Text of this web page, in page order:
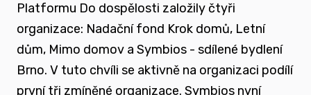
zapojovat se do advokační činnosti, která
souvisí i se změnou legislativy a systému
jako takového
Platformu Do dospělosti založily čtyři
organizace: Nadační fond Krok domů, Letní
dům, Mimo domov a Symbios - sdílené bydlení
Brno. V tuto chvíli se aktivně na organizaci podílí
první tři zmíněné organizace. Symbios nyní